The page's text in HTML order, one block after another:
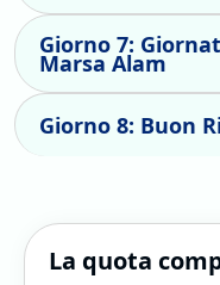
Giorno 7:
Marsa Alam
Giorno 8: Buon
La quota